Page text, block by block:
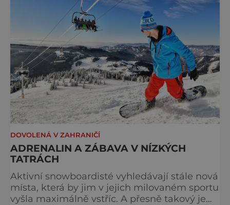
DOVOLENÁ V ZAHRANIČÍ
ADRENALIN A ZÁBAVA V NÍZKÝCH
TATRÁCH
Aktivní snowboardisté vyhledávají stále nová
místa, která by jim v jejich milovaném sportu
vyšla maximálně vstříc. A přesně takový je